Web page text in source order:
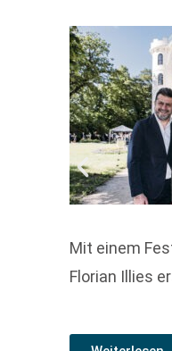
Mit einem
Florian Illies